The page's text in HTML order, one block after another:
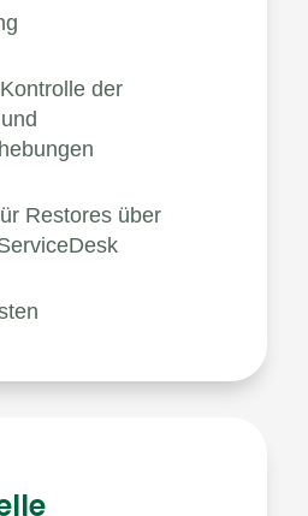
der
Restores über